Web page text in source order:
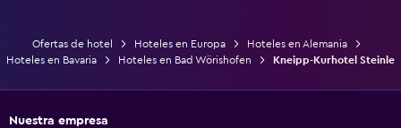
Ofertas de hotel Hoteles en Europa
Hoteles en Alemania
Hoteles en Bavaria
Hoteles en Bad Wörishofen Kneipp-Kurhotel Steinle
Nuestra empresa